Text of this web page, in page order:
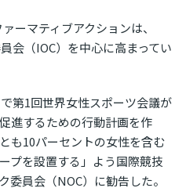
ーマティブアクションは、
会（IOC）を中心に高まってい
第1回世界女性スポーツ会議が
進するための行動計画を作
も10パーセントの女性を含む
プを設置する」よう国際競技
員会（NOC）に勧告した。